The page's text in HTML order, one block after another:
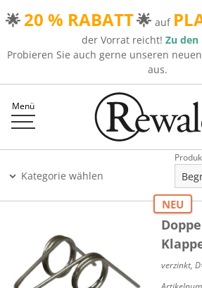
🌟 20 % RABATT🌟 auf
der Vorrat reicht! Zu den
Probieren Sie auch gerne unseren neuen
aus.
Menü
Kategorie wählen
NEU
verzinkt,